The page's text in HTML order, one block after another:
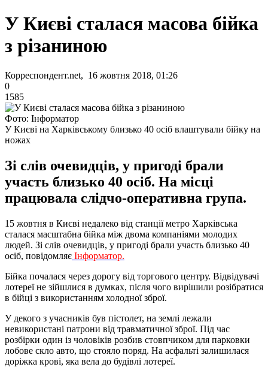
У Києві сталася масова бійка
з різаниною
Корреспондент.net, 16 жовтня 2018, 01:26
0
1585
Фото: Інформатор
У Києві на Харківському близько 40 осіб влаштували бійку на
ножах
Зі слів очевидців, у пригоді брали
участь близько 40 осіб. На місці
працювала слідчо-оперативна група.
15 жовтня в Києві недалеко від станції метро Харківська
сталася масштабна бійка між двома компаніями молодих
людей. Зі слів очевидців, у пригоді брали участь близько 40
осіб, повідомляє Інформатор.
Бійка почалася через дорогу від торгового центру. Відвідувачі
лотереї не зійшлися в думках, після чого вирішили розібратися
в бійці з використанням холодної зброї.
У декого з учасників був пістолет, на землі лежали
невикористані патрони від травматичної зброї. Під час
розбірки один із чоловіків розбив стовпчиком для парковки
лобове скло авто, що стояло поряд. На асфальті залишилася
доріжка крові, яка вела до будівлі лотереї.